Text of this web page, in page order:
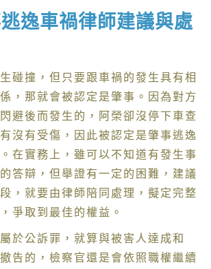
逸車禍律師建議與處
碰撞，但只要跟車禍的發生具有相
，那就會被認定是肇事。因為對方
避後而發生的，阿榮卻沒停下車查
沒有受傷，因此被認定是肇事逃逸
在實務上，雖可以不知道有發生事
答辯，但舉證有一定的困難，建議
，就要由律師陪同處理，擬定完整
爭取到最佳的權益。
於公訴罪，就算與被害人達成和
告的，檢察官還是會依照職權繼續